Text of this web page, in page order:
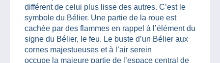
différent de celui plus lisse des autres. C’est le
symbole du Bélier. Une partie de la roue est
cachée par des flammes en rappel à l’élément du
signe du Bélier, le feu. Le buste d’un Bélier aux
cornes majestueuses et à l’air serein
occupe la majeure partie de l’espace central de